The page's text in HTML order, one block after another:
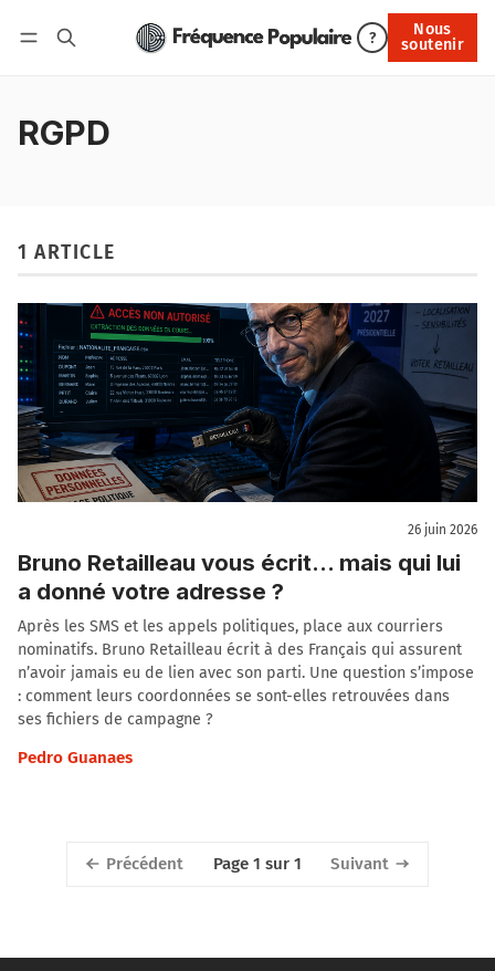
?
Nous
soutenir
Nous soutenir
RGPD
1 ARTICLE
26 juin 2026
Bruno Retailleau vous écrit… mais qui lui
a donné votre adresse ?
Après les SMS et les appels politiques, place aux courriers
nominatifs. Bruno Retailleau écrit à des Français qui assurent
n’avoir jamais eu de lien avec son parti. Une question s’impose
: comment leurs coordonnées se sont-elles retrouvées dans
ses fichiers de campagne ?
Pedro Guanaes
Précédent Page 1 sur 1 Suivant